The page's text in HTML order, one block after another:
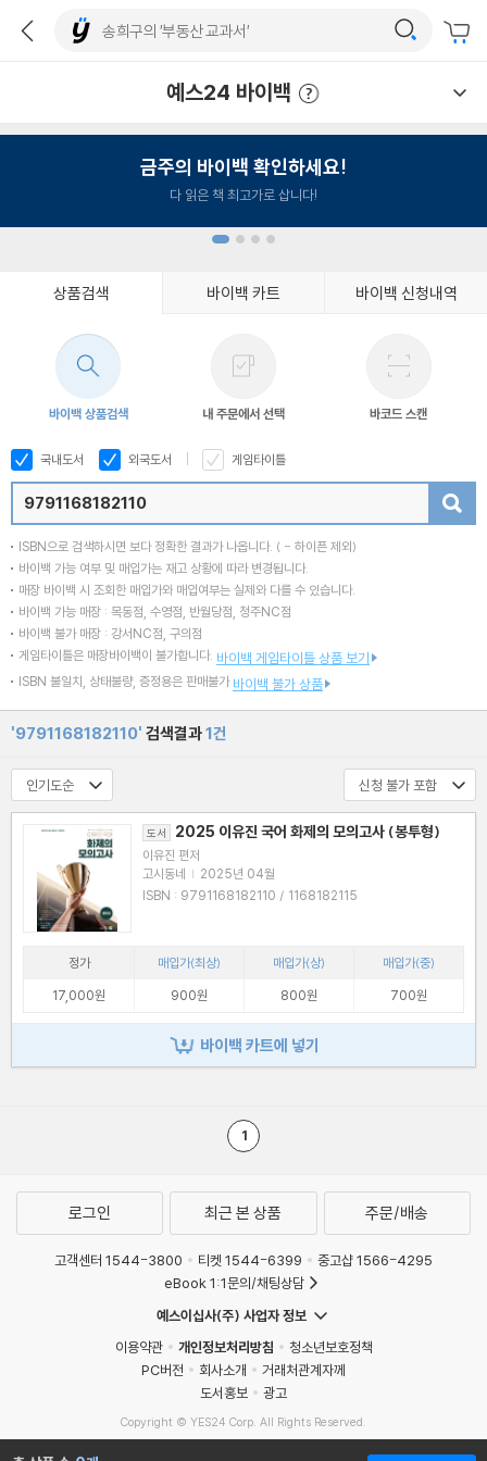
예스24 바이백
금주의 바이백 확인하세요!
다 읽은 책 최고가로 삽니다!
상품검색 바이백 카트 바이백 신청내역
바이백 상품검색 내 주문에서 선택 바코드 스캔
국내도서 외국도서 게임타이틀
ISBN으로 검색하시면 보다 정확한 결과가 나옵니다. ( - 하이픈 제외)
바이백 가능 여부 및 매입가는 재고 상황에 따라 변경됩니다.
매장 바이백 시 조회한 매입가와 매입여부는 실제와 다를 수 있습니다.
바이백 가능 매장 : 목동점, 수영점, 반월당점, 청주NC점
바이백 불가 매장 : 강서NC점, 구의점
게임타이틀은 매장바이백이 불가합니다. 바이백 게임타이틀 상품 보기
ISBN 불일치, 상태불량, 증정용은 판매불가 바이백 불가 상품
'9791168182110' 검색결과1건
도서 2025 이유진 국어 화제의 모의고사 (봉투형)
이유진 편저
고시동네 | 2025년 04월
ISBN : 9791168182110 / 1168182115
정가 매입가(최상) 매입가(상)
매입가(중)
17,000원
900원 800원 700원
바이백 카트에 넣기
1
로그인 최근 본 상품 주문/배송
고객센터 1544-3800 티켓 1544-6399
중고샵 1566-4295
eBook 1:1문의/채팅상담
예스이십사(주) 사업자 정보
이용약관
개인정보처리방침
청소년보호정책
PC버전
회사소개
거래처관계자께
도서홍보
광고
Copyright © YES24 Corp. All Rights Reserved.
MATOM15